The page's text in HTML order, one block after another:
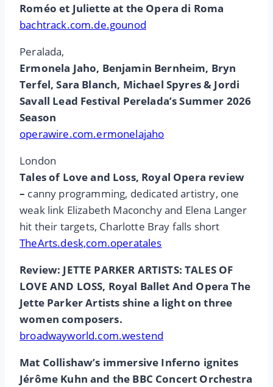
Roméo et Juliette at the Opera di Roma
bachtrack.com.de.gounod
Peralada,
Ermonela Jaho, Benjamin Bernheim, Bryn
Terfel, Sara Blanch, Michael Spyres & Jordi
Savall Lead Festival Perelada’s Summer 2026
Season
operawire.com.ermonelajaho
London
Tales of Love and Loss, Royal Opera review
– canny programming, dedicated artistry, one
weak link Elizabeth Maconchy and Elena Langer
hit their targets, Charlotte Bray falls short
TheArts.desk,com.operatales
Review: JETTE PARKER ARTISTS: TALES OF
LOVE AND LOSS, Royal Ballet And Opera The
Jette Parker Artists shine a light on three
women composers.
broadwayworld.com.westend
Mat Collishaw’s immersive Inferno ignites
Jérôme Kuhn and the BBC Concert Orchestra